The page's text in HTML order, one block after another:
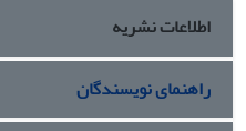
اطلاعات نشریه
راهنمای نویسندگان